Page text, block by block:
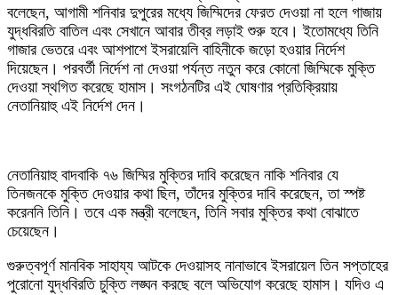
বলেছেন, আগামী শনিবার দুপুরের মধ্যে জিম্মিদের ফেরত দেওয়া না হলে গাজায়
যুদ্ধবিরতি বাতিল এবং সেখানে আবার তীব্র লড়াই শুরু হবে। ইতোমধ্যে তিনি
গাজার ভেতরে এবং আশপাশে ইসরায়েলি বাহিনীকে জড়ো হওয়ার নির্দেশ
দিয়েছেন। পরবর্তী নির্দেশ না দেওয়া পর্যন্ত নতুন করে কোনো জিম্মিকে মুক্তি
দেওয়া স্থগিত করেছে হামাস। সংগঠনটির এই ঘোষণার প্রতিক্রিয়ায়
নেতানিয়াহু এই নির্দেশ দেন।
নেতানিয়াহু বাদবাকি ৭৬ জিম্মির মুক্তির দাবি করেছেন নাকি শনিবার যে
তিনজনকে মুক্তি দেওয়ার কথা ছিল, তাঁদের মুক্তির দাবি করেছেন, তা স্পষ্ট
করেননি তিনি। তবে এক মন্ত্রী বলেছেন, তিনি সবার মুক্তির কথা বোঝাতে
চেয়েছেন।
গুরুত্বপূর্ণ মানবিক সাহায্য আটকে দেওয়াসহ নানাভাবে ইসরায়েল তিন সপ্তাহের
পুরোনো যুদ্ধবিরতি চুক্তি লঙ্ঘন করছে বলে অভিযোগ করেছে হামাস। যদিও এ